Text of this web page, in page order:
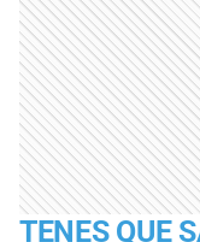
TENES QUE